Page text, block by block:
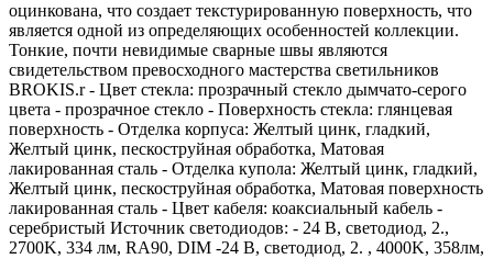
оцинкована, что создает текстурированную поверхность, что
является одной из определяющих особенностей коллекции.
Тонкие, почти невидимые сварные швы являются
свидетельством превосходного мастерства светильников
BROKIS.r - Цвет стекла: прозрачный стекло дымчато-серого
цвета - прозрачное стекло - Поверхность стекла: глянцевая
поверхность - Отделка корпуса: Желтый цинк, гладкий,
Желтый цинк, пескоструйная обработка, Матовая
лакированная сталь - Отделка купола: Желтый цинк, гладкий,
Желтый цинк, пескоструйная обработка, Матовая поверхность
лакированная сталь - Цвет кабеля: коаксиальный кабель -
серебристый Источник светодиодов: - 24 В, светодиод, 2.,
2700K, 334 лм, RA90, DIM -24 В, светодиод, 2. , 4000K, 358лм,